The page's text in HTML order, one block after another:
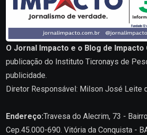
O Jornal Impacto e o Blog de Impacto
publicação do Instituto Ticronays de
publicidade.
Diretor Responsável: Milson José Leite
Endereço:Travesa do Alecrim, 73 -
Cep.45.000-690. Vitória da Conquista -